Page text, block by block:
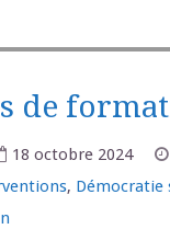
de
18 octobre 2024
, Démocratie